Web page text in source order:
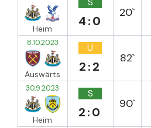
Heim 4:0
20`
8.10.2023
Auswärts
U
2:2
82`
30.9.2023
Heim
S
2:0
90`